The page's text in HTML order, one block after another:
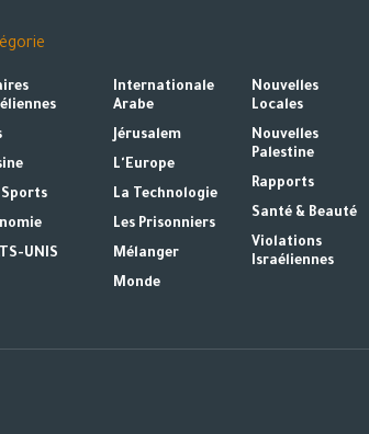
Sports
UNIS
Internationale
Arabe
Jérusalem
L'Europe
La Technologie
Les Prisonniers
Mélanger
Monde
Nouvelles
Locales
Nouvelles
Palestine
Rapports
Santé & Beauté
Violations
Israéliennes